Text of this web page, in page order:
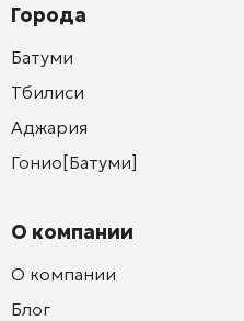
Города
Батуми
Тбилиси
Аджария
Гонио[Батуми]
О компании
О компании
Блог